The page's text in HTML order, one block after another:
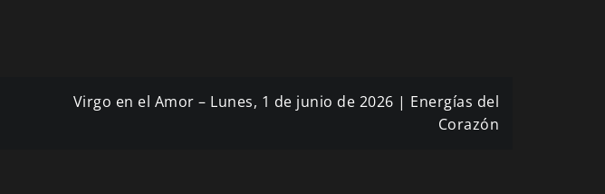
Virgo en el Amor – Lunes, 1 de junio de 2026 | Energías del
Corazón